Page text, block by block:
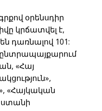
օրենսդիր
կրճատվել է,
դառնալով 101:
ընտրապայքարում
«Հայ
«Հայկական